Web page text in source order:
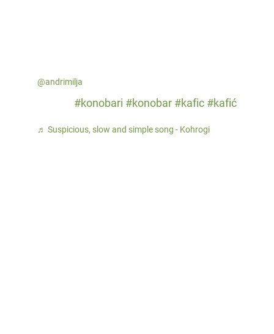
@andrimilja
#konobari #konobar #kafic #kafić
♬ Suspicious, slow and simple song - Kohrogi